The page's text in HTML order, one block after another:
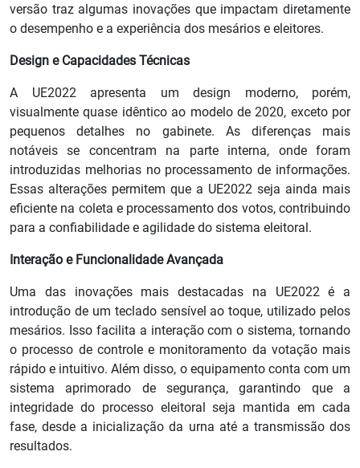
versão traz algumas inovações que impactam diretamente
o desempenho e a experiência dos mesários e eleitores.
Design e Capacidades Técnicas
A UE2022 apresenta um design moderno, porém,
visualmente quase idêntico ao modelo de 2020, exceto por
pequenos detalhes no gabinete. As diferenças mais
notáveis se concentram na parte interna, onde foram
introduzidas melhorias no processamento de informações.
Essas alterações permitem que a UE2022 seja ainda mais
eficiente na coleta e processamento dos votos, contribuindo
para a confiabilidade e agilidade do sistema eleitoral.
Interação e Funcionalidade Avançada
Uma das inovações mais destacadas na UE2022 é a
introdução de um teclado sensível ao toque, utilizado pelos
mesários. Isso facilita a interação com o sistema, tornando
o processo de controle e monitoramento da votação mais
rápido e intuitivo. Além disso, o equipamento conta com um
sistema aprimorado de segurança, garantindo que a
integridade do processo eleitoral seja mantida em cada
fase, desde a inicialização da urna até a transmissão dos
resultados.